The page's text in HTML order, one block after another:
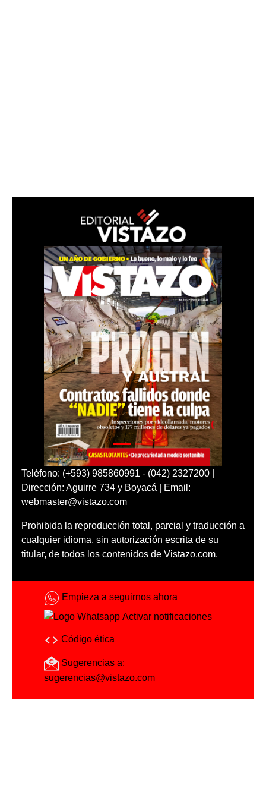
Teléfono: (+593) 985860991 - (042) 2327200 |
Dirección: Aguirre 734 y Boyacá | Email:
webmaster@vistazo.com
Prohibida la reproducción total, parcial y traducción a
cualquier idioma, sin autorización escrita de su
titular, de todos los contenidos de Vistazo.com.
Empieza a seguirnos ahora
Activar notificaciones
Código ética
Sugerencias a:
sugerencias@vistazo.com